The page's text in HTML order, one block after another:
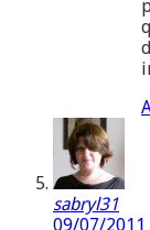
sabryl31
09/07/2011